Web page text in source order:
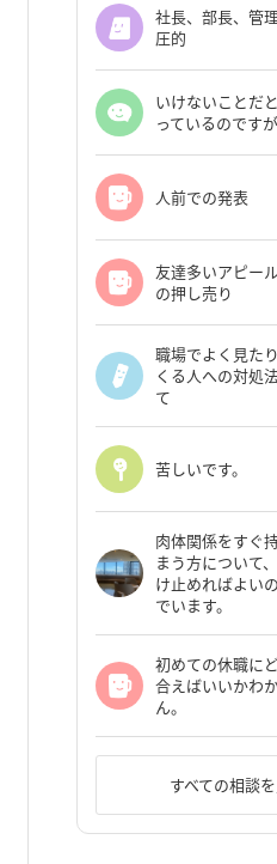
社長、部長、管
圧的
いけないことだ
っているので
人前での発表
友達多いアピー
の押し売り
職場でよく見た
くる人への対処
て
苦しいです。
肉体関係をすぐ
まう方について
け止めればよい
でいます。
初めての休職に
合えばいいかわ
ん。
すべての相談